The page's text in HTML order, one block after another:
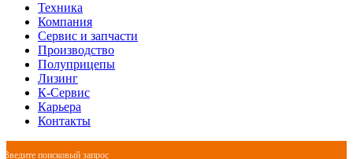
Техника
Компания
Сервис и запчасти
Производство
Полуприцепы
Лизинг
К-Сервис
Карьера
Контакты